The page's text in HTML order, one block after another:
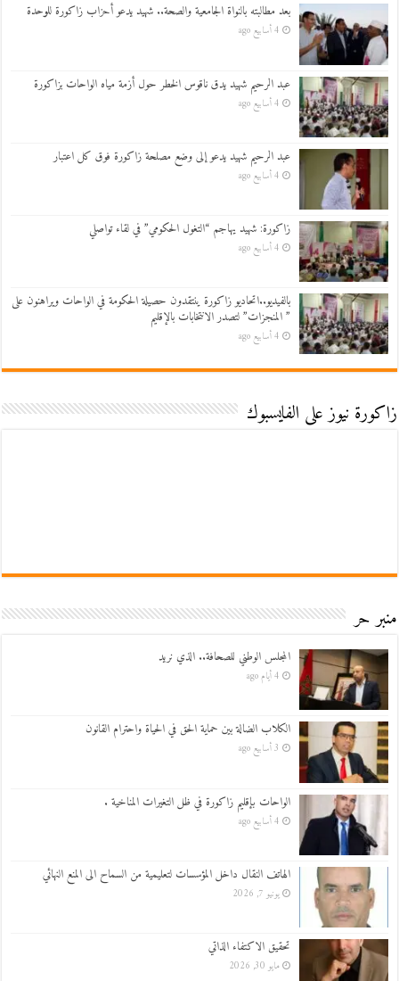
بعد مطالبته بالنواة الجامعية والصحة.. شهيد يدعو أحزاب زاكورة للوحدة
4 أسابيع ago
عبد الرحيم شهيد يدق ناقوس الخطر حول أزمة مياه الواحات بزاكورة
4 أسابيع ago
عبد الرحيم شهيد يدعو إلى وضع مصلحة زاكورة فوق كل اعتبار
4 أسابيع ago
زاكورة: شهيد يهاجم “التغول الحكومي” في لقاء تواصلي
4 أسابيع ago
بالفيديو..اتحاديو زاكورة ينتقدون حصيلة الحكومة في الواحات ويراهنون على
” المنجزات” لتصدر الانتخابات بالإقليم
4 أسابيع ago
زاكورة نيوز على الفايسبوك
منبر حر
المجلس الوطني للصحافة.. الذي نريد
4 أيام ago
الكلاب الضالة بين حماية الحق في الحياة واحترام القانون
3 أسابيع ago
الواحات بإقليم زاكورة في ظل التغيرات المناخية .
4 أسابيع ago
الهاتف النقال داخل المؤسسات لتعليمية من السماح الى المنع النهائي
يونيو 7, 2026
تحقيق الاكتفاء الذاتي
مايو 30, 2026